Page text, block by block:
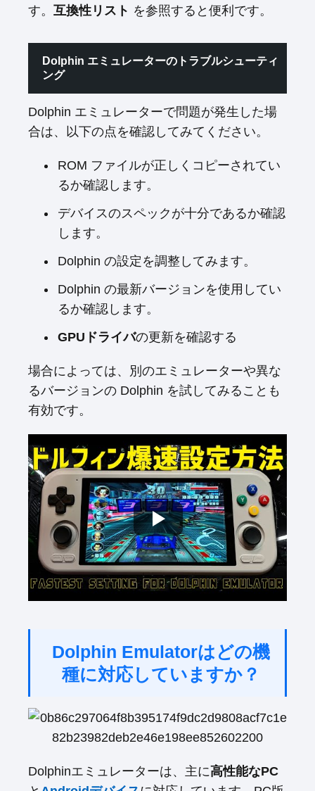
す。 互換性リスト を参照すると便利です。
Dolphin エミュレーターのトラブルシューティ
ング
Dolphin エミュレーターで問題が発生した場
合は、以下の点を確認してみてください。
ROM ファイルが正しくコピーされてい
るか確認します。
デバイスのスペックが十分であるか確認
します。
Dolphin の設定を調整してみます。
Dolphin の最新バージョンを使用してい
るか確認します。
GPUドライバの更新を確認する
場合によっては、別のエミュレーターや異な
るバージョンの Dolphin を試してみることも
有効です。
Dolphin Emulatorはどの機
種に対応していますか？
Dolphinエミュレーターは、主に高性能なPC